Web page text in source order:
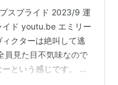
スブライド 2023/9 運
ド youtu.be エミリー
クターは絶叫して逃
員見た目不気味なので
という感じです。 ヴ